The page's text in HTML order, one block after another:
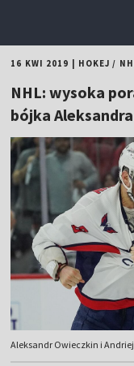
16 KWI 2019 HOKEJ /
NHL: wysoka
bójka
Aleksandr Owieczkin i